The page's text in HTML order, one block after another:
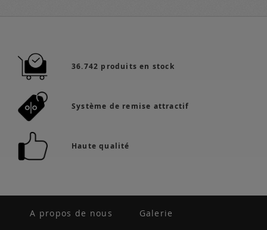
36.742 produits en stock
Système de remise attractif
Haute qualité
A propos de nous Galerie